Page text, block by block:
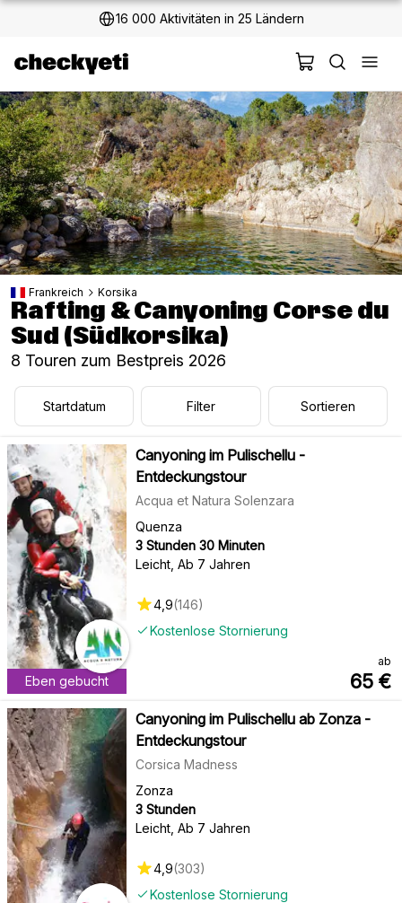
2 Millionen+ glückliche Kunden
Frankreich Korsika
Rafting & Canyoning Corse du
Sud (Südkorsika)
8 Touren zum Bestpreis 2026
Startdatum Filter Sortieren
Eben gebucht
Canyoning im Pulischellu -
Entdeckungstour
Acqua et Natura Solenzara
Quenza
3 Stunden 30 Minuten
Leicht, Ab 7 Jahren
Kostenlose Stornierung
4,9(146)
ab
65 €
Canyoning im Pulischellu ab Zonza -
Entdeckungstour
Corsica Madness
Zonza
3 Stunden
Leicht, Ab 7 Jahren
Kostenlose Stornierung
4,9(303)